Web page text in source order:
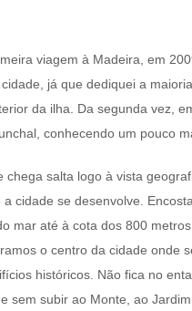
viagem à Madeira, em
já que dediquei a
da ilha. Da segunda vez,
conhecendo um pouco
chega salta logo à vista
cidade se desenvolve.
mar até à cota dos 800
o centro da cidade onde
históricos. Não fica no
sem subir ao Monte, ao